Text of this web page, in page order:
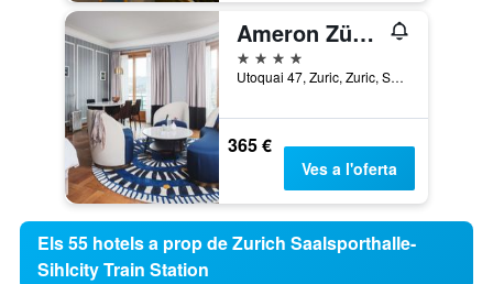
Ameron Zürich Bellerive Au Lac
4 estrelles
Utoquai 47, Zuric, Zuric, Suïssa
365 €
Ves a l'oferta
Els 55 hotels a prop de Zurich Saalsporthalle-
Sihlcity Train Station